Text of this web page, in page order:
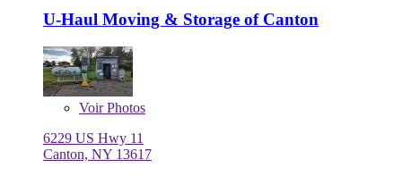
U-Haul Moving & Storage of Canton
VoirPhotos
6229 US Hwy 11
Canton, NY 13617